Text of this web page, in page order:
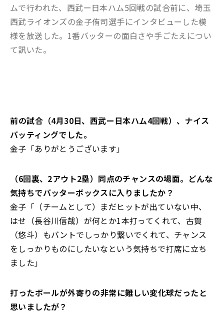
ムで行われた、西武ー日本ハム5回戦の試合前に、埼玉
西武ライオンズの金子侑司選手にインタビューした模
様を放送した。1番バッターの面白さや手ごたえについ
て訊いた。
――前の試合（4月30日、西武ー日本ハム4回戦）、ナイス
バッティングでした。
金子「ありがとうございます」
――（6回裏、2アウト2塁）同点のチャンスの場面。どんな
気持ちでバッターボックスに入りましたか？
金子「（チームとして）まだヒットが出ていない中、
はせ（長谷川信哉）が何とか1本打ってくれて、古賀
（悠斗）もバントでしっかり繋いでくれて、チャンス
をしっかりものにしたいなという気持ちで打席に立ち
ました」
――打ったボールが外寄りの非常に難しい変化球だったと
思いましたが？